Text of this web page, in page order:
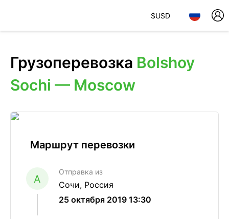
$USD
Грузоперевозка Bolshoy
Sochi — Moscow
Маршрут перевозки
A
Отправка из
Сочи, Россия
25 октября 2019 13:30